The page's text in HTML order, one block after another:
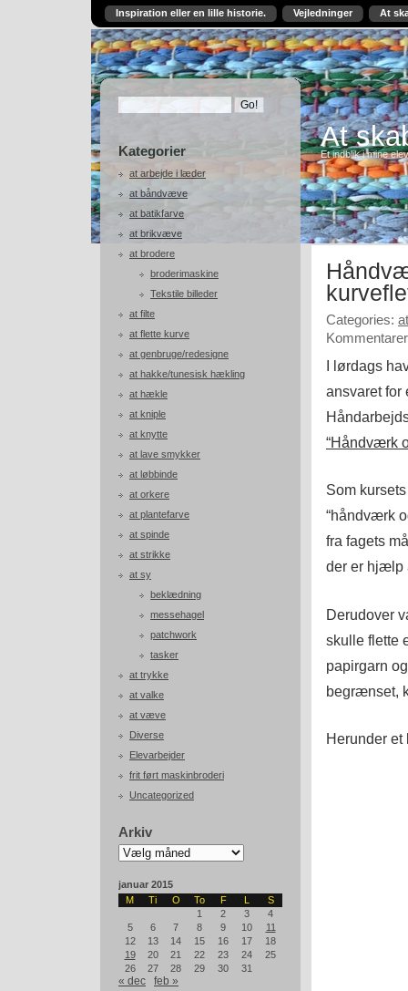
Inspiration eller en lille historie. Vejledninger At
Kategorier
at arbejde i læder
at båndvæve
at batikfarve
at brikvæve
at brodere
broderimaskine
Tekstile billeder
at filte
at flette kurve
at genbruge/redesigne
at hakke/tunesisk hækling
at hækle
at kniple
at knytte
at lave smykker
at løbbinde
at orkere
at plantefarve
at spinde
at strikke
at sy
beklædning
messehagel
patchwork
tasker
at trykke
at valke
at væve
Diverse
Elevarbejder
frit ført maskinbroderi
Uncategorized
Arkiv
Arkiv
januar 2015
M
Ti O To F L
S
1
2 3
4
5
6 7 8 9 10
11
12
13 14 15 16 17
18
19
20 21 22 23 24
25
26
27 28 29 30 31
« dec feb »
At
Et indblik i mine
Categories:
I lørdags
ansvaret for
“Håndværk
Som
“håndværk
fra fagets
der er hjælp
Derudover
skulle flette
papirgarn
begrænset,
Herunder et